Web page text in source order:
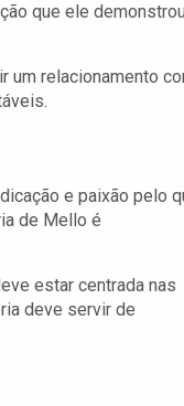
que ele
um relacionamento
e paixão pelo
de Mello é
estar centrada nas
deve servir de